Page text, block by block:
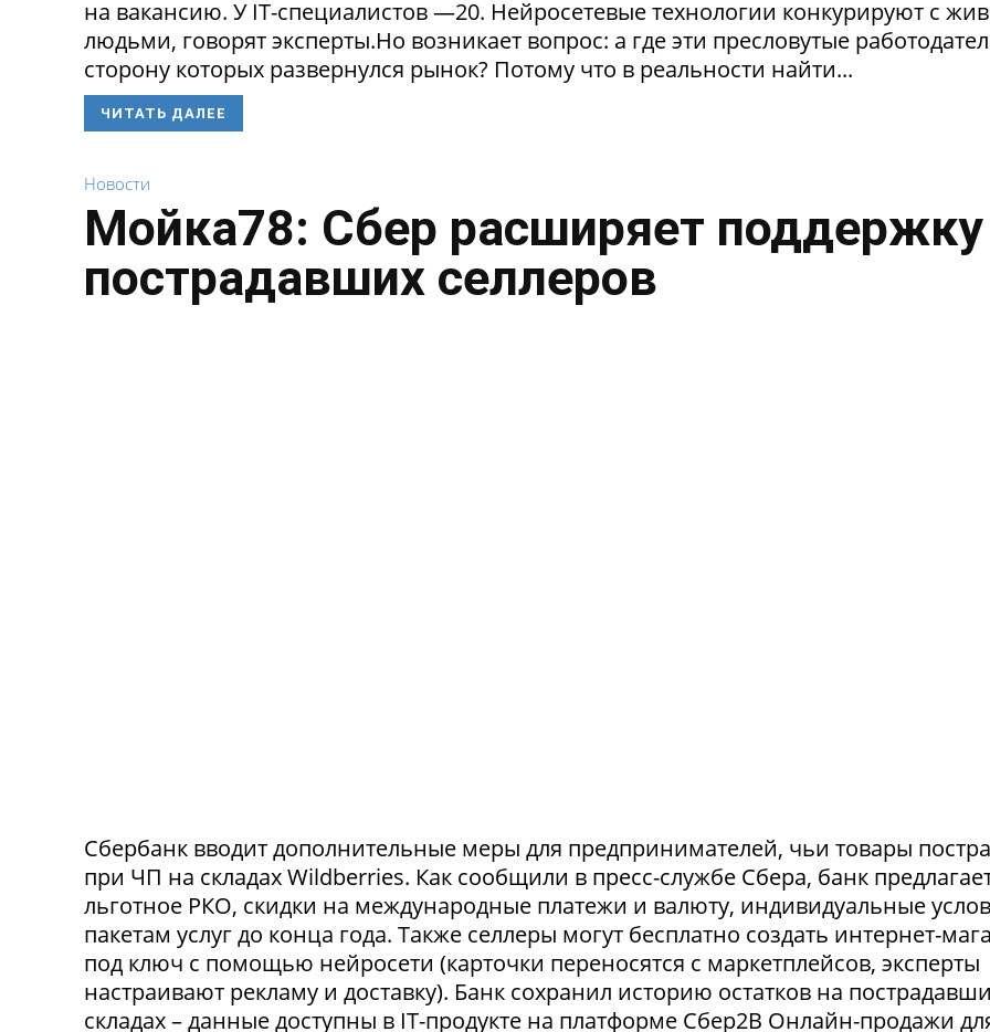
на вакансию. У IT-специалистов —20. Нейросетевые технологии конкурируют с
людьми, говорят эксперты.Но возникает вопрос: а где эти пресловутые
сторону которых развернулся рынок? Потому что в реальности найти...
ЧИТАТЬ ДАЛЕЕ
Новости
Мойка78: Сбер расширяет поддержку
пострадавших селлеров
Сбербанк вводит дополнительные меры для предпринимателей, чьи товары
при ЧП на складах Wildberries. Как сообщили в пресс-службе Сбера, банк
льготное РКО, скидки на международные платежи и валюту, индивидуальные
пакетам услуг до конца года. Также селлеры могут бесплатно создать интернет-
под ключ с помощью нейросети (карточки переносятся с маркетплейсов, эксперты
настраивают рекламу и доставку). Банк сохранил историю остатков на
складах – данные доступны в IT-продукте на платформе Сбер2В Онлайн-продажи